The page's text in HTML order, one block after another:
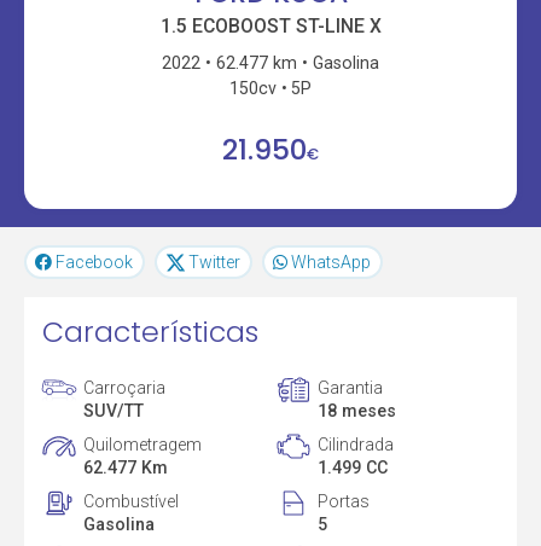
1.5 ECOBOOST ST-LINE X
2022 62.477 km
Gasolina
150cv
5P
21.950€
Facebook Twitter WhatsApp
Características
Carroçaria
SUV/TT
Garantia
18 meses
Quilometragem
62.477 Km
Cilindrada
1.499 CC
Combustível
Gasolina
Portas
5